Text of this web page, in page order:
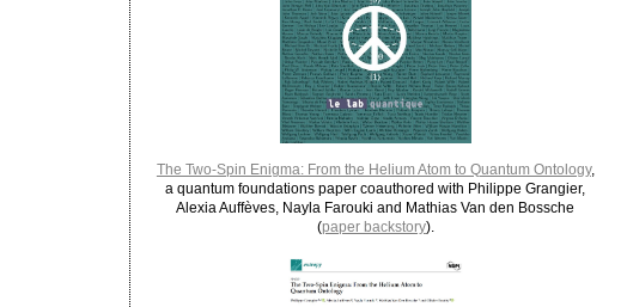
The Two-Spin Enigma: From the Helium Atom to Quantum Ontology,
a quantum foundations paper coauthored with Philippe Grangier,
Alexia Auffèves, Nayla Farouki and Mathias Van den Bossche
(paper backstory).